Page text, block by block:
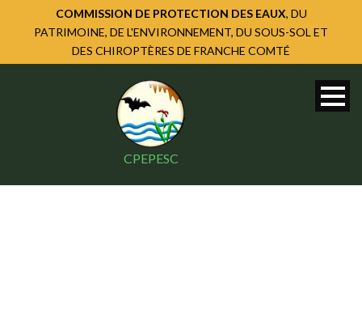
COMMISSION DE PROTECTION DES EAUX, DU
PATRIMOINE, DE L'ENVIRONNEMENT, DU SOUS-SOL ET
DES CHIROPTÈRES DE FRANCHE COMTÉ
CPEPESC